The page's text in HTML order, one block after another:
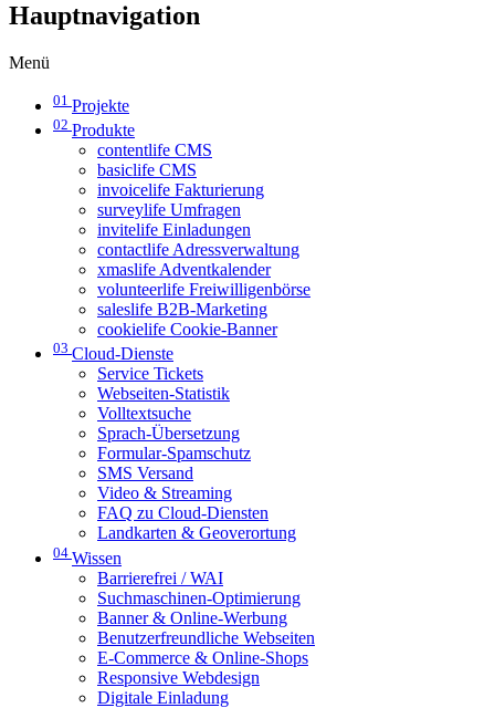
Hauptnavigation
Menü
01 Projekte
02 Produkte
contentlife CMS
basiclife CMS
invoicelife Fakturierung
surveylife Umfragen
invitelife Einladungen
contactlife Adressverwaltung
xmaslife Adventkalender
volunteerlife Freiwilligenbörse
saleslife B2B-Marketing
cookielife Cookie-Banner
03 Cloud-Dienste
Service Tickets
Webseiten-Statistik
Volltextsuche
Sprach-Übersetzung
Formular-Spamschutz
SMS Versand
Video & Streaming
FAQ zu Cloud-Diensten
Landkarten & Geoverortung
04 Wissen
Barrierefrei / WAI
Suchmaschinen-Optimierung
Banner & Online-Werbung
Benutzerfreundliche Webseiten
E-Commerce & Online-Shops
Responsive Webdesign
Digitale Einladung